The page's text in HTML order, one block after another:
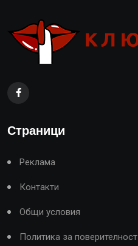
Страници
Реклама
Контакти
Общи условия
Политика за поверителност